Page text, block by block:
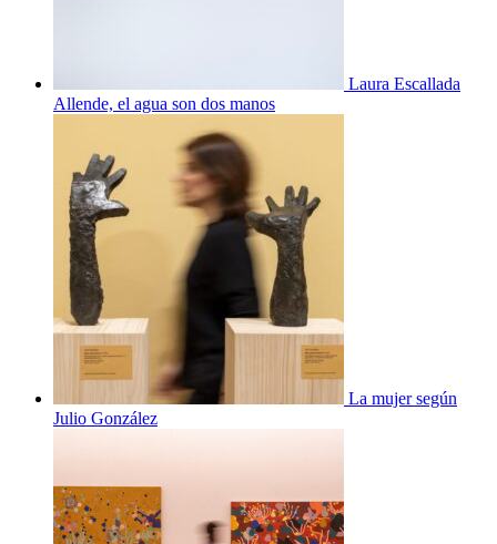
Laura Escallada
Allende, el agua son dos manos
La mujer según
Julio González